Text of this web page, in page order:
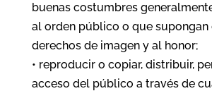
buenas costumbres
al orden público o que supongan
derechos de imagen y al honor;
• reproducir o copiar, distribuir,
acceso del público a través de